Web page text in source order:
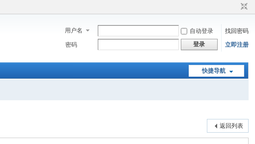
用户名 自动登录
找回密码
密码
登录 立即注册
快捷导航
返回列表